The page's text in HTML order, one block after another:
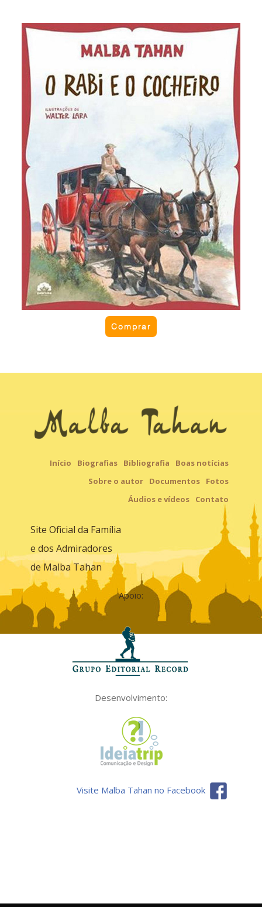
O rabi e o cocheiro
Em uma viagem, o cocheiro salvou do ataque de
uma cobra o sábio Rabi que conduzia. Agradecido,
a pedido do cocheiro, o Rabi aceitou que
trocassem de papéis. O cocheiro só não esperava
ter que responder a perguntas de homens cultos
que encontravam. Como o Rabi e o cocheiro
resolveram o problema? Originalmente intitulado
“O rabi, o cocheiro e os anjos de Deus”.
Comprar
Início Biografias Bibliografia
Boas notícias
Sobre o autor
Documentos
Fotos
Áudios e vídeos
Contato
Site Oficial da Família
e dos Admiradores
de Malba Tahan
Apoio:
Desenvolvimento:
Visite Malba Tahan no Facebook